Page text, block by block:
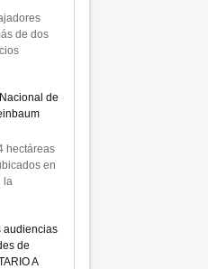
de dos
de
hectáreas
en
la
audiencias
de
A